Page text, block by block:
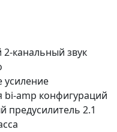
канальный звук
bi-amp конфигураций
предусилитель 2.1